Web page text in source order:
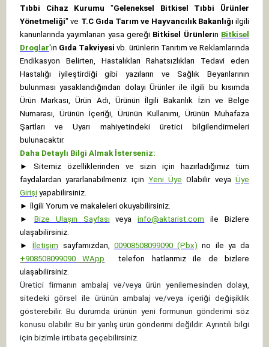
Tıbbi Cihaz Kurumu "Geleneksel Bitkisel Tıbbi Ürünler
Yönetmeliği" ve T.C Gıda Tarım ve Hayvancılık Bakanlığı ilgili
kanunlarında yayımlanan yasa gereği Bitkisel Ürünlerin Bitkisel
Droglar'ın Gıda Takviyesi vb. ürünlerin Tanıtım ve Reklamlarında
Endikasyon Belirten, Hastalıkları Rahatsızlıkları Tedavi eden
Hastalığı iyileştirdiği gibi yazıların ve Sağlık Beyanlarının
bulunması yasaklandığından dolayı Ürünler ile ilgili bu kısımda
Ürün Markası, Ürün Adı, Ürünün İlgili Bakanlık İzin ve Belge
Numarası, Ürünün İçeriği, Ürünün Kullanımı, Ürünün Muhafaza
Şartları ve Uyarı mahiyetindeki üretici bilgilendirmeleri
bulunacaktır.
Daha Detaylı Bilgi Almak İsterseniz:
►
Sitemiz özelliklerinden ve sizin için hazırladığımız tüm
faydalardan yararlanabilmeniz için Yeni Üye Olabilir veyaÜye
Girişi yapabilirsiniz.
► İlgili Yorum ve makaleleri okuyabilirsiniz.
►
Bize Ulaşın Sayfası veya info@aktarist.com
ile Bizlere
ulaşabilirsiniz.
►
İletişim sayfamızdan, 00908508099090 (Pbx) no ile ya da
+908508099090 WApp
telefon hatlarımız ile de bizlere
ulaşabilirsiniz.
Üretici firmanın ambalaj ve/veya ürün yenilemesinden dolayı,
sitedeki görsel ile ürünün ambalaj ve/veya içeriği değişiklik
gösterebilir. Bu durumda ürünün yeni formunun gönderimi söz
konusu olabilir. Bu bir yanlış ürün gönderimi değildir. Ayrıntılı bilgi
için bizimle irtibata geçebilirsiniz.